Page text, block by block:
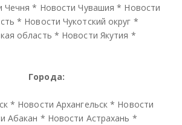
Чечня * Новости Чувашия * Новости
* Новости Чукотский округ *
область * Новости Якутия *
Города:
* Новости Архангельск * Новости
Абакан * Новости Астрахань *